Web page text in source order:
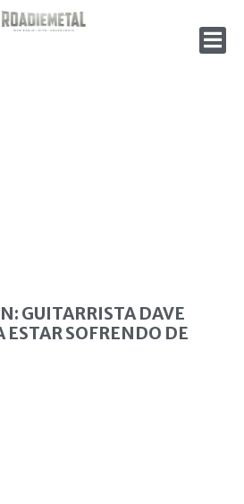
GUITARRISTA DAVE
ESTAR SOFRENDO DE